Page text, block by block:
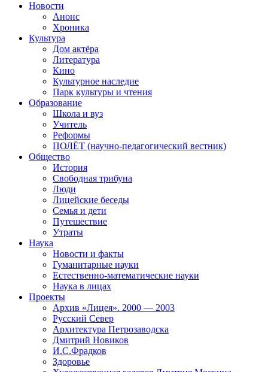
Новости
Анонс
Хроника
Культура
Дом актёра
Литература
Кино
Культурное наследие
Парк культуры и чтения
Образование
Школа и вуз
Учитель
Реформы
ПОЛЁТ (научно-педагогический вестник)
Общество
История
Свободная трибуна
Люди
Лицейские беседы
Семья и дети
Путешествие
Утраты
Наука
Новости и факты
Гуманитарные науки
Естественно-математические науки
Наука в лицах
Проекты
Архив «Лицея». 2000 — 2003
Русский Север
Архитектура Петрозаводска
Дмитрий Новиков
И.С.Фрадков
Здоровье